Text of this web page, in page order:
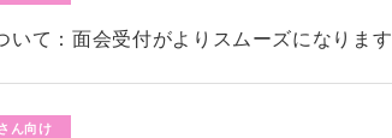
いて：面会受付がよりスムーズになります
ん向け